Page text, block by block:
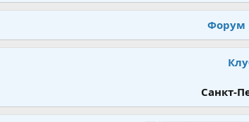
Форум
Санкт-